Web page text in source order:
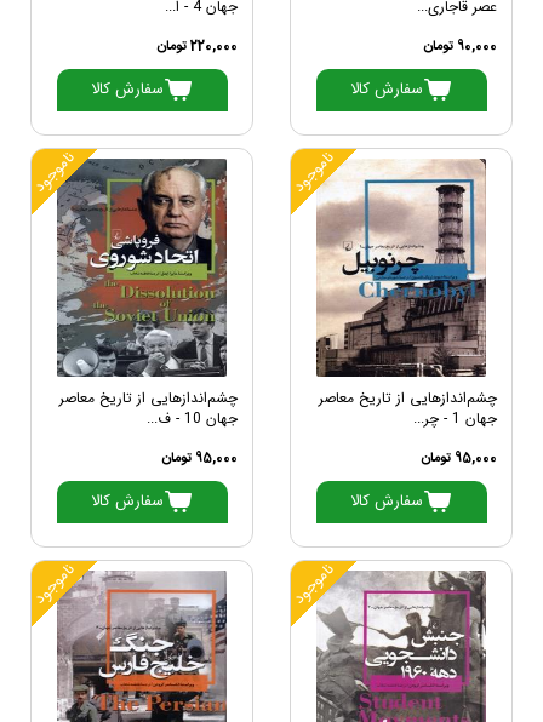
عصر قاجاری...
90,000 تومان
سفارش کالا
جهان 4 - ا...
220,000 تومان
سفارش کالا
ناموجود
چشم‌اندازهایی از تاریخ معاصر
جهان 1 - چر...
95,000 تومان
سفارش کالا
ناموجود
چشم‌اندازهایی از تاریخ معاصر
جهان 10 - ف...
95,000 تومان
سفارش کالا
ناموجود ناموجود